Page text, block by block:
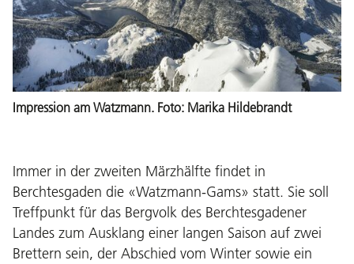
Impression am Watzmann. Foto: Marika Hildebrandt
Immer in der zweiten Märzhälfte findet in
Berchtesgaden die «Watzmann-Gams» statt. Sie soll
Treffpunkt für das Bergvolk des Berchtesgadener
Landes zum Ausklang einer langen Saison auf zwei
Brettern sein, der Abschied vom Winter sowie ein